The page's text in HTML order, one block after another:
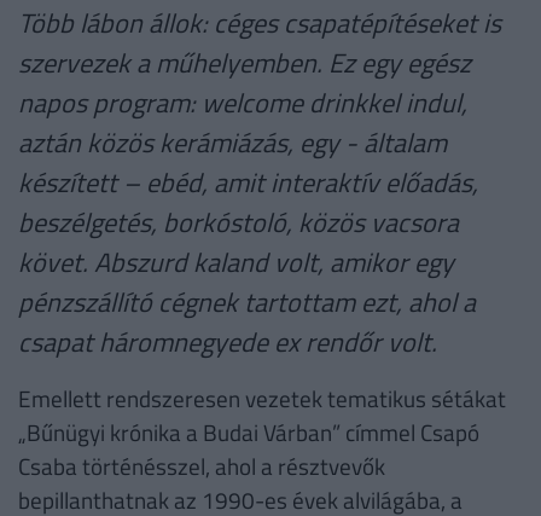
Több lábon állok: céges csapatépítéseket is
szervezek a műhelyemben. Ez egy egész
napos program: welcome drinkkel indul,
aztán közös kerámiázás, egy - általam
készített – ebéd, amit interaktív előadás,
beszélgetés, borkóstoló, közös vacsora
követ. Abszurd kaland volt, amikor egy
pénzszállító cégnek tartottam ezt, ahol a
csapat háromnegyede ex rendőr volt.
Emellett rendszeresen vezetek tematikus sétákat
„Bűnügyi krónika a Budai Várban” címmel Csapó
Csaba történésszel, ahol a résztvevők
bepillanthatnak az 1990-es évek alvilágába, a